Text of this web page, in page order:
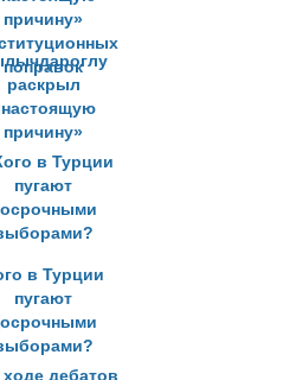
раскрыл
причину»
поправок
в Турции
пугают